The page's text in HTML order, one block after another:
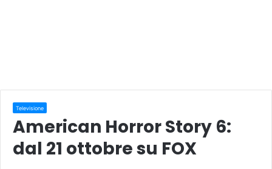
Televisione
American Horror Story 6:
dal 21 ottobre su FOX